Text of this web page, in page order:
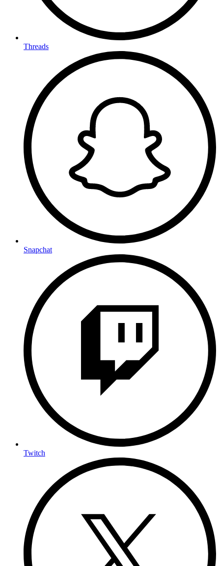
Threads
Snapchat
Twitch